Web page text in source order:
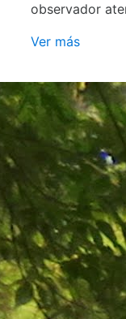
observador
Ver más